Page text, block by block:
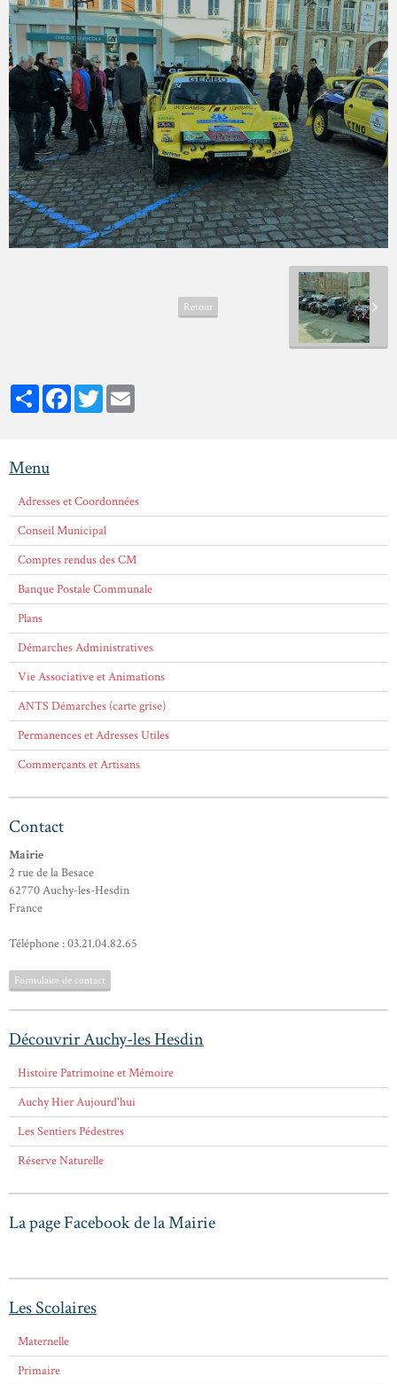
Retour
PartagerFacebookTwitter
Menu
Adresses et Coordonnées
Conseil Municipal
Comptes rendus des CM
Banque Postale Communale
Plans
Démarches Administratives
Vie Associative et Animations
ANTS Démarches (carte grise)
Permanences et Adresses Utiles
Commerçants et Artisans
Contact
Mairie
2 rue de la Besace
62770 Auchy-les-Hesdin
France
Téléphone : 03.21.04.82.65
Formulaire de contact
Découvrir Auchy-les Hesdin
Histoire Patrimoine et Mémoire
Auchy Hier Aujourd'hui
Les Sentiers Pédestres
Réserve Naturelle
La page Facebook de la Mairie
Les Scolaires
Maternelle
Primaire